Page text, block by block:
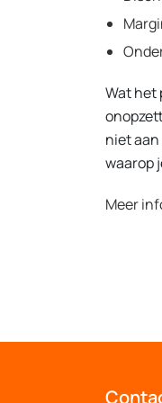
Wat het
niet
waarop
Meer